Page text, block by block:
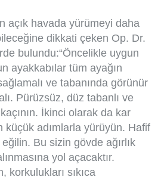
açık havada yürümeyi daha
dikkati çeken Op. Dr.
bulundu:“Öncelikle uygun
ayakkabılar tüm ayağın
ve tabanında görünür
Pürüzsüz, düz tabanlı ve
İkinci olarak da kar
küçük adımlarla yürüyün. Hafif
Bu sizin gövde ağırlık
yol açacaktır.
korkulukları sıkıca